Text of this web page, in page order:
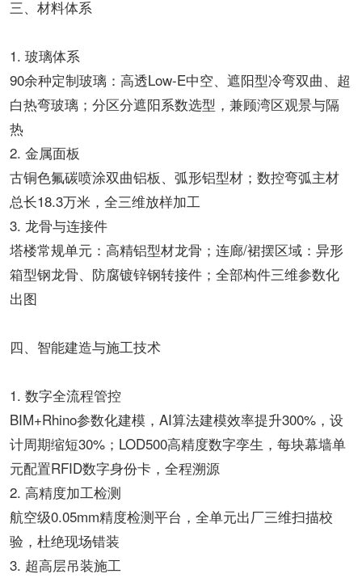
三、材料体系
1. 玻璃体系
90余种定制玻璃：高透Low-E中空、遮阳型冷弯双曲、超
白热弯玻璃；分区分遮阳系数选型，兼顾湾区观景与隔
热
2. 金属面板
古铜色氟碳喷涂双曲铝板、弧形铝型材；数控弯弧主材
总长18.3万米，全三维放样加工
3. 龙骨与连接件
塔楼常规单元：高精铝型材龙骨；连廊/裙摆区域：异形
箱型钢龙骨、防腐镀锌钢转接件；全部构件三维参数化
出图
四、智能建造与施工技术
1. 数字全流程管控
BIM+Rhino参数化建模，AI算法建模效率提升300%，设
计周期缩短30%；LOD500高精度数字孪生，每块幕墙单
元配置RFID数字身份卡，全程溯源
2. 高精度加工检测
航空级0.05mm精度检测平台，全单元出厂三维扫描校
验，杜绝现场错装
3. 超高层吊装施工